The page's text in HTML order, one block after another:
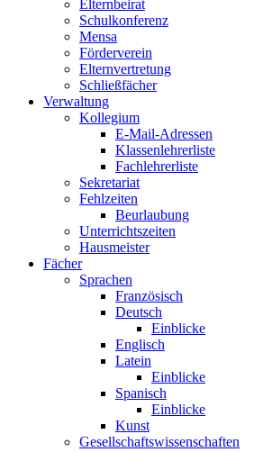
Elternbeirat
Schulkonferenz
Mensa
Förderverein
Elternvertretung
Schließfächer
Verwaltung
Kollegium
E-Mail-Adressen
Klassenlehrerliste
Fachlehrerliste
Sekretariat
Fehlzeiten
Beurlaubung
Unterrichtszeiten
Hausmeister
Fächer
Sprachen
Französisch
Deutsch
Einblicke
Englisch
Latein
Einblicke
Spanisch
Einblicke
Kunst
Gesellschaftswissenschaften